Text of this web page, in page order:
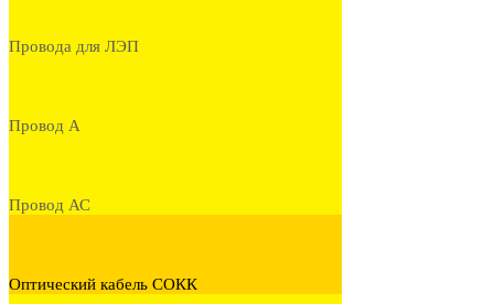
Провода для ЛЭП
Провод А
Провод АС
Оптический кабель СОКК